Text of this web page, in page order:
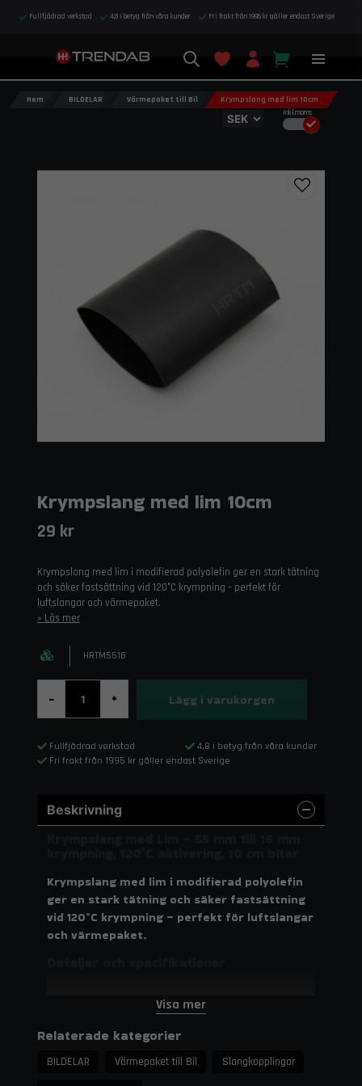
Fullfjädrad verkstad 4,8 i betyg från våra kunder Fri frakt från 1995 kr gäller endast Sverige
Inkl.moms
Hem BILDELAR Värmepaket till Bil Krympslang med lim 10cm
Krympslang med lim 10cm
29 kr
Krympslang med lim i modifierad polyolefin ger en stark tätning
och säker fastsättning vid 120°C krympning – perfekt för
luftslangar och värmepaket.
Läs mer
HRTM5516
- + Lägg i varukorgen
Fullfjädrad verkstad
4,8 i betyg från våra kunder
Fri frakt från 1995 kr gäller endast Sverige
Beskrivning
Krympslang med lim i modifierad polyolefin
ger en stark tätning och säker fastsättning
vid 120°C krympning – perfekt för luftslangar
och värmepaket.
Krymper till: 16 mm
Temperaturområde: -55°C till +110°C
Minsta krymptemperatur: 120°C
Visa mer
Relaterade kategorier
BILDELAR Värmepaket till Bil
Slangkopplingar